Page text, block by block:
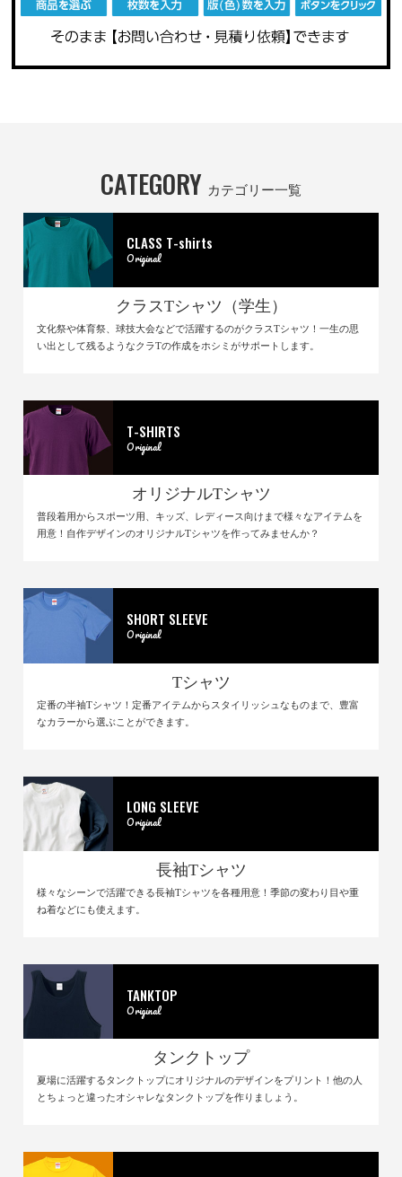
CATEGORY カテゴリー一覧
CLASS T-shirts
Original
クラスTシャツ（学生）
文化祭や体育祭、球技大会などで活躍するのがクラスTシャツ！一生の思
い出として残るようなクラTの作成をホシミがサポートします。
T-SHIRTS
Original
オリジナルTシャツ
普段着用からスポーツ用、キッズ、レディース向けまで様々なアイテムを
用意！自作デザインのオリジナルTシャツを作ってみませんか？
SHORT SLEEVE
Original
Tシャツ
定番の半袖Tシャツ！定番アイテムからスタイリッシュなものまで、豊富
なカラーから選ぶことができます。
LONG SLEEVE
Original
長袖Tシャツ
様々なシーンで活躍できる長袖Tシャツを各種用意！季節の変わり目や重
ね着などにも使えます。
TANKTOP
Original
タンクトップ
夏場に活躍するタンクトップにオリジナルのデザインをプリント！他の人
とちょっと違ったオシャレなタンクトップを作りましょう。